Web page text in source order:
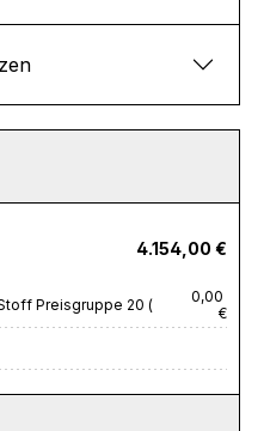
4.154,00 €
Preisgruppe 20 (
0,00
€